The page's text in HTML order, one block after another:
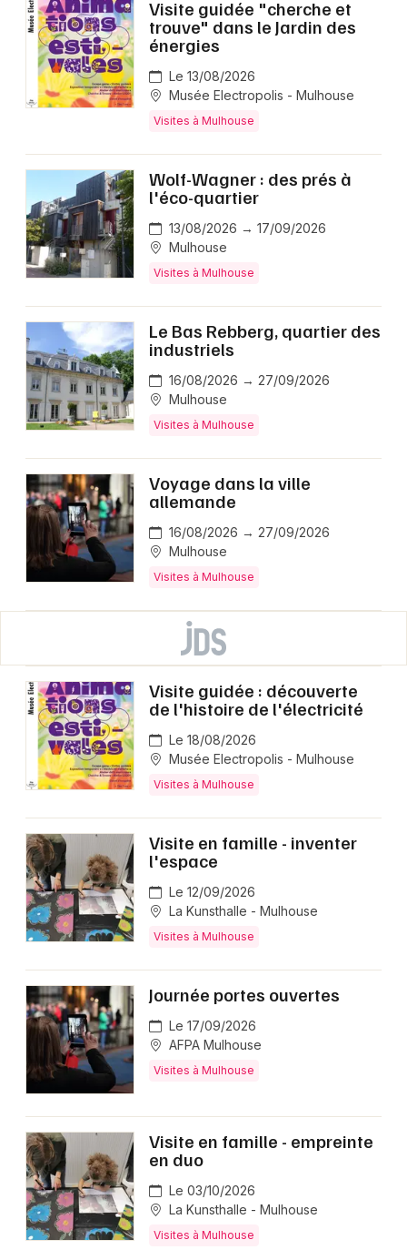
Visite guidée "cherche et
trouve" dans le Jardin des
énergies
Le 13/08/2026
Musée Electropolis - Mulhouse
Visites à Mulhouse
Wolf-Wagner : des prés à
l'éco-quartier
13/08/2026 → 17/09/2026
Mulhouse
Visites à Mulhouse
Le Bas Rebberg, quartier des
industriels
16/08/2026 → 27/09/2026
Mulhouse
Visites à Mulhouse
Voyage dans la ville
allemande
16/08/2026 → 27/09/2026
Mulhouse
Visites à Mulhouse
Visite guidée : découverte
de l'histoire de l'électricité
Le 18/08/2026
Musée Electropolis - Mulhouse
Visites à Mulhouse
Visite en famille - inventer
l'espace
Le 12/09/2026
La Kunsthalle - Mulhouse
Visites à Mulhouse
Journée portes ouvertes
Le 17/09/2026
AFPA Mulhouse
Visites à Mulhouse
Visite en famille - empreinte
en duo
Le 03/10/2026
La Kunsthalle - Mulhouse
Visites à Mulhouse